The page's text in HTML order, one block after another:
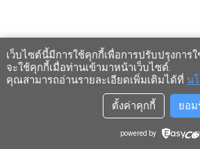
เว็บไซต์นี้มีการใช้คุกกี้เพื่อการปรับปรุงการ
จะใช้คุกกี้เมื่อท่านเข้ามาหน้าเว็บไซต์.
คุณสามารถอ่านรายละเอียดเพิ่มเติมได้ที่ น
ตั้งค่าคุกกี้ ยอ
powered by